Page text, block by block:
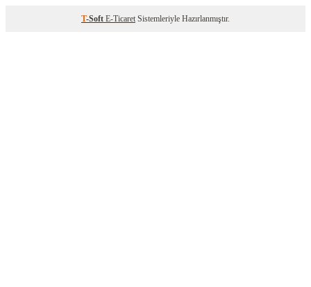
T-Soft E-Ticaret Sistemleriyle Hazırlanmıştır.